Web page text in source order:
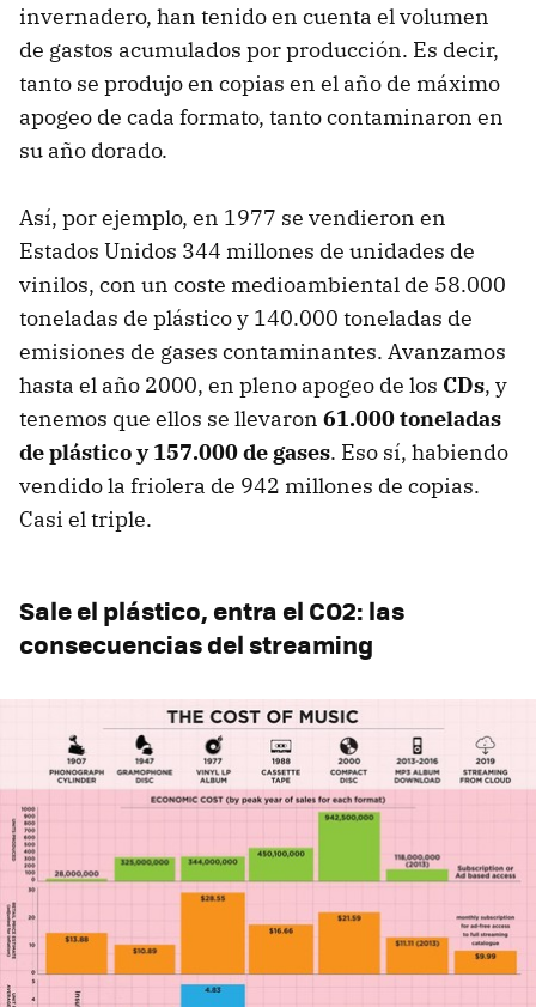
invernadero, han tenido en cuenta el volumen
de gastos acumulados por producción. Es decir,
tanto se produjo en copias en el año de máximo
apogeo de cada formato, tanto contaminaron en
su año dorado.
Así, por ejemplo, en 1977 se vendieron en
Estados Unidos 344 millones de unidades de
vinilos, con un coste medioambiental de 58.000
toneladas de plástico y 140.000 toneladas de
emisiones de gases contaminantes. Avanzamos
hasta el año 2000, en pleno apogeo de los CDs, y
tenemos que ellos se llevaron 61.000 toneladas
de plástico y 157.000 de gases. Eso sí, habiendo
vendido la friolera de 942 millones de copias.
Casi el triple.
Sale el plástico, entra el CO2: las
consecuencias del streaming